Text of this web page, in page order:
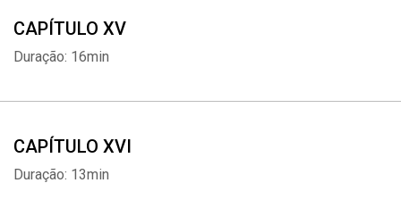
CAPÍTULO XV
Duração: 16min
CAPÍTULO XVI
Duração: 13min